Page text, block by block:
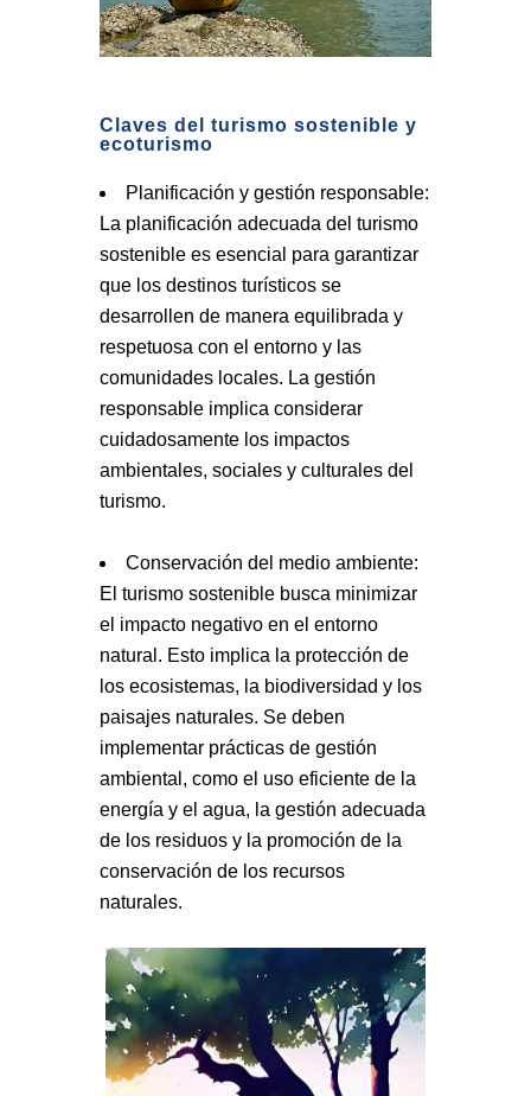
Claves del turismo sostenible y
ecoturismo
Planificación y gestión responsable:
La planificación adecuada del turismo
sostenible es esencial para garantizar
que los destinos turísticos se
desarrollen de manera equilibrada y
respetuosa con el entorno y las
comunidades locales. La gestión
responsable implica considerar
cuidadosamente los impactos
ambientales, sociales y culturales del
turismo.
Conservación del medio ambiente:
El turismo sostenible busca minimizar
el impacto negativo en el entorno
natural. Esto implica la protección de
los ecosistemas, la biodiversidad y los
paisajes naturales. Se deben
implementar prácticas de gestión
ambiental, como el uso eficiente de la
energía y el agua, la gestión adecuada
de los residuos y la promoción de la
conservación de los recursos
naturales.